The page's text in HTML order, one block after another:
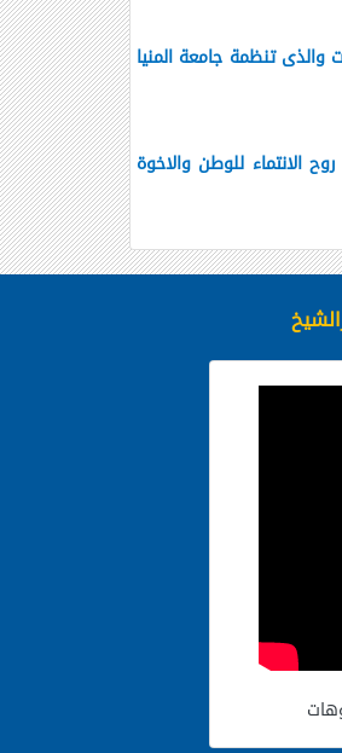
تنظمة جامعة المنيا
الانتماء للوطن والاخوة